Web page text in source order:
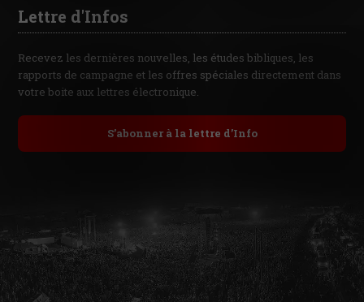
Lettre d'Infos
Recevez les dernières nouvelles, les études bibliques, les
rapports de campagne et les offres spéciales directement dans
votre boite aux lettres électronique.
S’abonner à la lettre d’Info